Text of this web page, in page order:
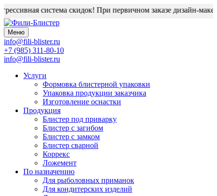
система скидок! При первичном заказе дизайн-макет
Меню
info@fili-blister.ru
+7 (985) 311-80-10
info@fili-blister.ru
Услуги
Формовка блистерной упаковки
Упаковка продукции заказчика
Изготовление оснастки
Продукция
Блистер под приварку
Блистер с загибом
Блистер с замком
Блистер сварной
Коррекс
Ложемент
По назначению
Для рыболовных приманок
Для кондитерских изделий